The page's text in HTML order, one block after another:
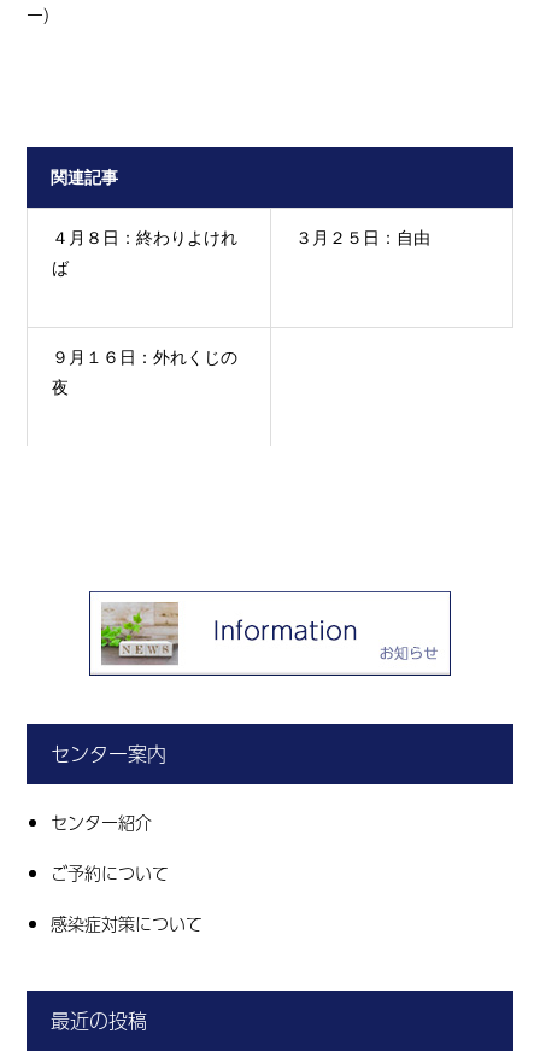
ー）
関連記事
４月８日：終わりよけれ
ば
３月２５日：自由
９月１６日：外れくじの
夜
センター案内
センター紹介
ご予約について
感染症対策について
最近の投稿